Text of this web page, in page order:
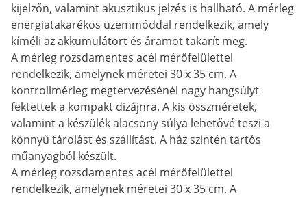
kijelzőn, valamint akusztikus jelzés is hallható. A mérleg
energiatakarékos üzemmóddal rendelkezik, amely
kíméli az akkumulátort és áramot takarít meg.
A mérleg rozsdamentes acél mérőfelülettel
rendelkezik, amelynek méretei 30 x 35 cm. A
kontrollmérleg megtervezésénél nagy hangsúlyt
fektettek a kompakt dizájnra. A kis összméretek,
valamint a készülék alacsony súlya lehetővé teszi a
könnyű tárolást és szállítást. A ház szintén tartós
műanyagból készült.
A mérleg rozsdamentes acél mérőfelülettel
rendelkezik, amelynek méretei 30 x 35 cm. A